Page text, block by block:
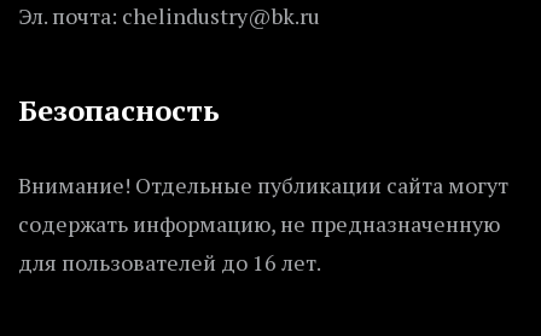
Эл. почта: chelindustry@bk.ru
Безопасность
Внимание! Отдельные публикации сайта могут
содержать информацию, не предназначенную
для пользователей до 16 лет.